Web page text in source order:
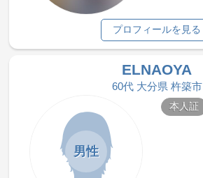
プロフィールを見る
ELNAOYA
60代 大分県 杵築市
男性
本人証